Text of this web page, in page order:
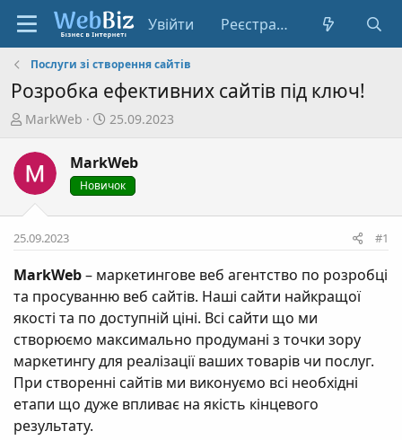
Увійти Реєстрація
Послуги зі створення сайтів
Розробка ефективних сайтів під ключ!
А
т
о
р
т
е
и
MarkWeb
Д
т
а
с
т
р
н
н
я
25.09.2023
MarkWeb
Новичок
25.09.2023 #1
MarkWeb– маркетингове веб агентство по розробці
та просуванню веб сайтів. Наші сайти найкращої
якості та по доступній ціні. Всі сайти що ми
створюємо максимально продумані з точки зору
маркетингу для реалізації ваших товарів чи послуг.
При створенні сайтів ми виконуємо всі необхідні
етапи що дуже впливає на якість кінцевого
результату.